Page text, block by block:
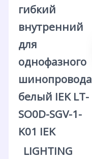
гибкий
внутренний
для
однофазного
шинопровода
белый IEK LT-
SO0D-SGV-1-
K01 IEK
LIGHTING